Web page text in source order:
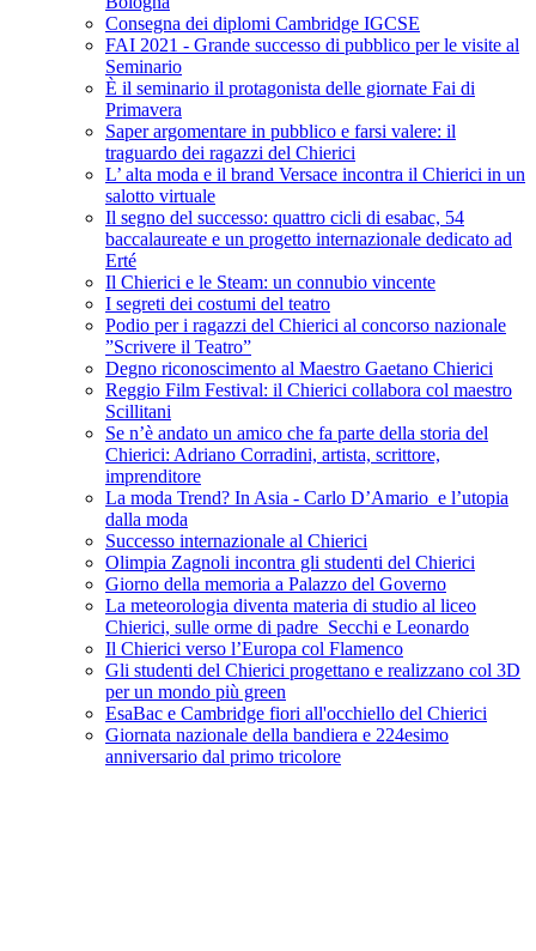
Consegna dei diplomi Cambridge IGCSE
FAI 2021 - Grande successo di pubblico per le visite al
Seminario
È il seminario il protagonista delle giornate Fai di
Primavera
Saper argomentare in pubblico e farsi valere: il
traguardo dei ragazzi del Chierici
L’ alta moda e il brand Versace incontra il Chierici in un
salotto virtuale
Il segno del successo: quattro cicli di esabac, 54
baccalaureate e un progetto internazionale dedicato ad
Erté
Il Chierici e le Steam: un connubio vincente
I segreti dei costumi del teatro
Podio per i ragazzi del Chierici al concorso nazionale
”Scrivere il Teatro”
Degno riconoscimento al Maestro Gaetano Chierici
Reggio Film Festival: il Chierici collabora col maestro
Scillitani
Se n’è andato un amico che fa parte della storia del
Chierici: Adriano Corradini, artista, scrittore,
imprenditore
La moda Trend? In Asia - Carlo D’Amario e l’utopia
dalla moda
Successo internazionale al Chierici
Olimpia Zagnoli incontra gli studenti del Chierici
Giorno della memoria a Palazzo del Governo
La meteorologia diventa materia di studio al liceo
Chierici, sulle orme di padre Secchi e Leonardo
Il Chierici verso l’Europa col Flamenco
Gli studenti del Chierici progettano e realizzano col 3D
per un mondo più green
EsaBac e Cambridge fiori all'occhiello del Chierici
Giornata nazionale della bandiera e 224esimo
anniversario dal primo tricolore